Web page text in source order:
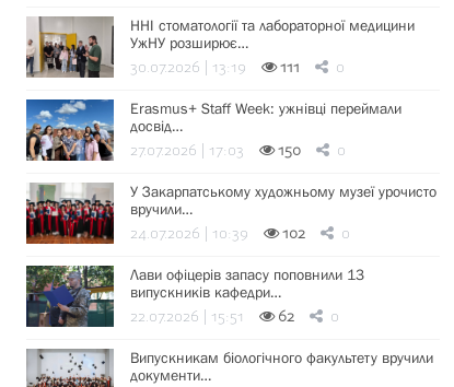
ННІ стоматології та лабораторної медицини
УжНУ розширює…
30.07.2026 | 13:19 111 0
Erasmus+ Staff Week: ужнівці переймали
досвід…
27.07.2026 | 17:03 150 0
У Закарпатському художньому музеї урочисто
вручили…
24.07.2026 | 10:39 102 0
Лави офіцерів запасу поповнили 13
випускників кафедри…
22.07.2026 | 15:51 62 0
Випускникам біологічного факультету вручили
документи…